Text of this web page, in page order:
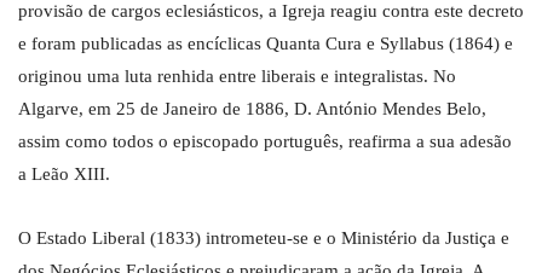
provisão de cargos eclesiásticos, a Igreja reagiu contra este decreto
e foram publicadas as encíclicas Quanta Cura e Syllabus (1864) e
originou uma luta renhida entre liberais e integralistas. No
Algarve, em 25 de Janeiro de 1886, D. António Mendes Belo,
assim como todos o episcopado português, reafirma a sua adesão
a Leão XIII.
O Estado Liberal (1833) intrometeu-se e o Ministério da Justiça e